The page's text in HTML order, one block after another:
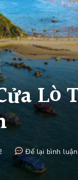
Lò
Để lại bình luận